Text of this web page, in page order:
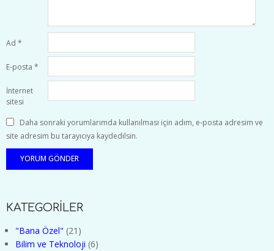
Ad *
E-posta *
İnternet
sitesi
Daha sonraki yorumlarımda kullanılması için adım, e-posta adresim ve
site adresim bu tarayıcıya kaydedilsin.
KATEGORİLER
"Bana Özel" (21)
Bilim ve Teknoloji (6)